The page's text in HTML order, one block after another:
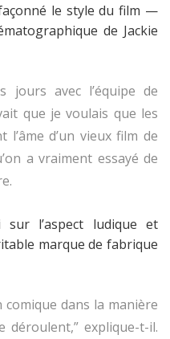
le style du film —
de Jackie
jours avec l’équipe de
que je voulais que les
d’un vieux film de
a vraiment essayé de
l’aspect ludique et
marque de fabrique
dans la manière
déroulent,” explique-t-il.